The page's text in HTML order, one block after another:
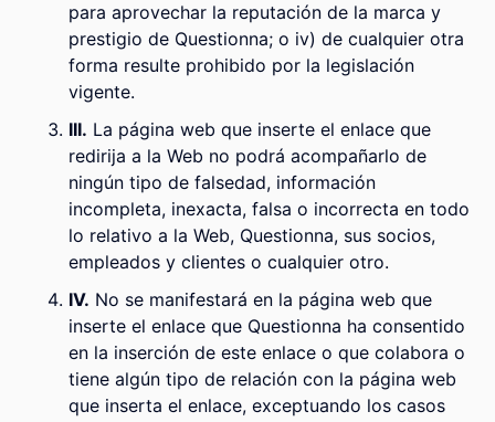
para aprovechar la reputación de la marca y
prestigio de Questionna; o iv) de cualquier otra
forma resulte prohibido por la legislación
vigente.
III. La página web que inserte el enlace que
redirija a la Web no podrá acompañarlo de
ningún tipo de falsedad, información
incompleta, inexacta, falsa o incorrecta en todo
lo relativo a la Web, Questionna, sus socios,
empleados y clientes o cualquier otro.
IV. No se manifestará en la página web que
inserte el enlace que Questionna ha consentido
en la inserción de este enlace o que colabora o
tiene algún tipo de relación con la página web
que inserta el enlace, exceptuando los casos